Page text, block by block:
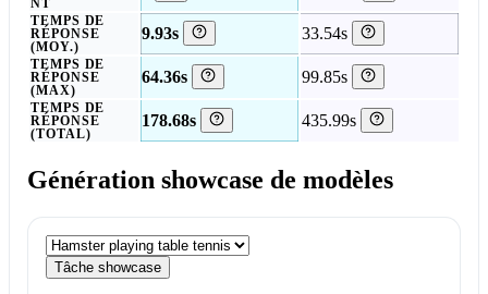
NT
TEMPS DE
RÉPONSE
(MOY.)
9.93s 33.54s
TEMPS DE
RÉPONSE
(MAX)
64.36s 99.85s
TEMPS DE
RÉPONSE
(TOTAL)
178.68s 435.99s
Génération showcase de modèles
Tâche showcase